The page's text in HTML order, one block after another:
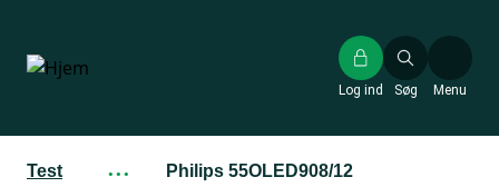
hovedindhold
Søg
Log ind Menu
Test ··· Philips 55OLED908/12